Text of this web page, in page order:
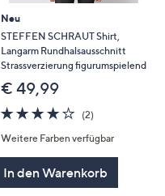
Neu
STEFFEN SCHRAUT Shirt,
Langarm Rundhalsausschnitt
Strassverzierung figurumspielend
€ 49,99
4.0
von
5
(2)2
Weitere Farben verfügbar
In den Warenkorb